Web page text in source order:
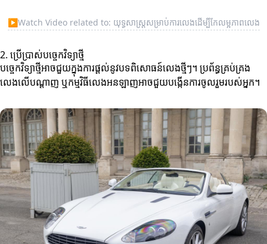
▶Watch Video related to: យុទ្ធសាស្ត្រសម្រាប់ការលេងដើម្បីកែលម្អភាពលេង
2. ប្រើប្រាស់បច្ចេកវិទ្យាថ្មី
បច្ចេកវិទ្យាថ្មីអាចជួយក្នុងការផ្តល់នូវបទពិសោធន៍លេងថ្មីៗ។ ប្រព័ន្ធគ្រប់គ្រង
លេងលើបណ្តាញ ឬកម្មវិធីលេងអនឡាញអាចជួយបង្កើនការចូលរួមរបស់អ្នក។